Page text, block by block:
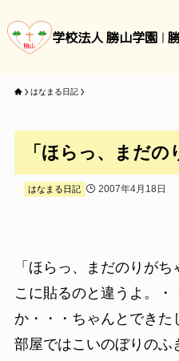
学校法人 勝山学園
はなまる日記
「ほらっ、まだ
はなまる日記 2007年4月18日
「ほらっ、まだのりが
こに貼るのと違うよ。・
か・・・ちゃんとできた
部屋ではこいのぼりのふ